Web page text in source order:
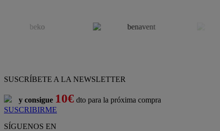
SUSCRÍBETE A LA NEWSLETTER
y consigue 10€ dto para la próxima compra
SUSCRIBIRME
SÍGUENOS EN